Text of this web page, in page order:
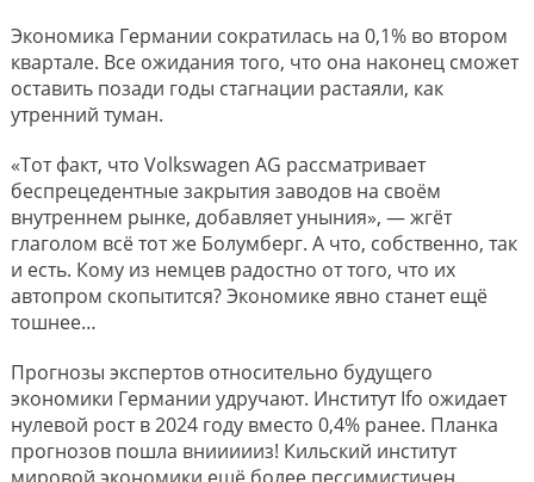
Экономика Германии сократилась на 0,1% во втором
квартале. Все ожидания того, что она наконец сможет
оставить позади годы стагнации растаяли, как
утренний туман.
«Тот факт, что Volkswagen AG рассматривает
беспрецедентные закрытия заводов на своём
внутреннем рынке, добавляет уныния», — жгёт
глаголом всё тот же Болумберг. А что, собственно, так
и есть. Кому из немцев радостно от того, что их
автопром скопытится? Экономике явно станет ещё
тошнее…
Прогнозы экспертов относительно будущего
экономики Германии удручают. Институт Ifo ожидает
нулевой рост в 2024 году вместо 0,4% ранее. Планка
прогнозов пошла вниииииз! Кильский институт